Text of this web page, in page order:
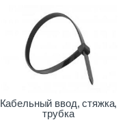
Кабельный ввод, стяжка,
трубка